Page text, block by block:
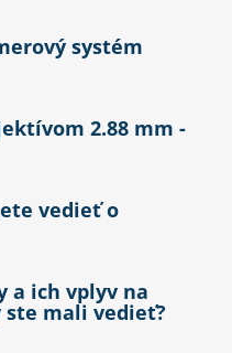
systém
2.88 mm -
vedieť o
a ich vplyv na
ste mali vedieť?